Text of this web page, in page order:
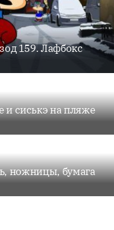
159. Лафбокс
и сиськэ на пляже
ножницы, бумага